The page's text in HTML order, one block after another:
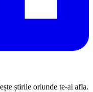
știrile oriunde te-ai afla.